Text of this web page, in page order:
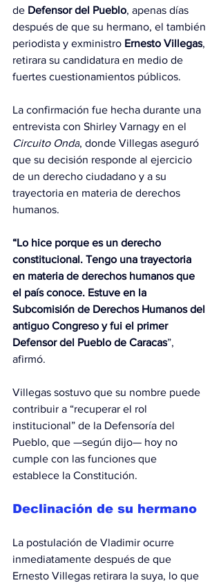
de Defensor del Pueblo, apenas días
después de que su hermano, el también
periodista y exministro Ernesto Villegas,
retirara su candidatura en medio de
fuertes cuestionamientos públicos.
La confirmación fue hecha durante una
entrevista con Shirley Varnagy en el
Circuito Onda, donde Villegas aseguró
que su decisión responde al ejercicio
de un derecho ciudadano y a su
trayectoria en materia de derechos
humanos.
“Lo hice porque es un derecho
constitucional. Tengo una trayectoria
en materia de derechos humanos que
el país conoce. Estuve en la
Subcomisión de Derechos Humanos del
antiguo Congreso y fui el primer
Defensor del Pueblo de Caracas”,
afirmó.
Villegas sostuvo que su nombre puede
contribuir a “recuperar el rol
institucional” de la Defensoría del
Pueblo, que —según dijo— hoy no
cumple con las funciones que
establece la Constitución.
Declinación de su hermano
La postulación de Vladimir ocurre
inmediatamente después de que
Ernesto Villegas retirara la suya, lo que